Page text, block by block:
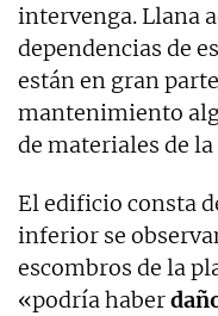
intervenga. Llana
dependencias de
están en gran
mantenimiento
de materiales de
El edificio consta
inferior se
escombros de la
«podría haber